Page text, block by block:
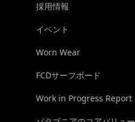
採用情報
イベント
Worn Wear
FCDサーフボード
Work in Progress Report